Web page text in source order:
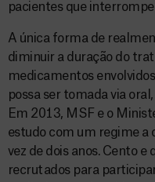
pacientes que
A única forma de
diminuir a duração do
medicamentos
possa ser tomada via
Em 2013, MSF e o
estudo com um regime a
vez de dois anos. Cento
recrutados para